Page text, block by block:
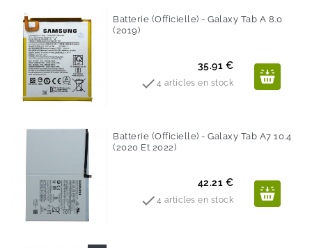
Batterie (Officielle) - Galaxy Tab A 8.0
(2019)
Prix
35.91 €
 4 articles en stock
Batterie (Officielle) - Galaxy Tab A7 10.4
(2020 Et 2022)
Prix
42.21 €
 4 articles en stock